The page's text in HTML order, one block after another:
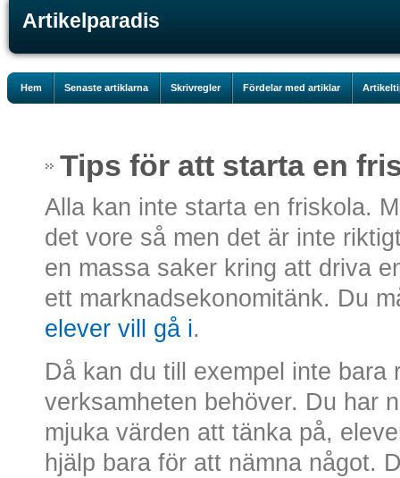
Artikelparadis
Hem Senaste artiklarna Skrivregler Fördelar med artiklar
Tips för att starta en
Alla kan inte starta en friskola.
det vore så men det är inte
en massa saker kring att driva
ett marknadsekonomitänk. Du
elever vill gå i.
Då kan du till exempel inte bara
verksamheten behöver. Du har
mjuka värden att tänka på,
hjälp bara för att nämna något.